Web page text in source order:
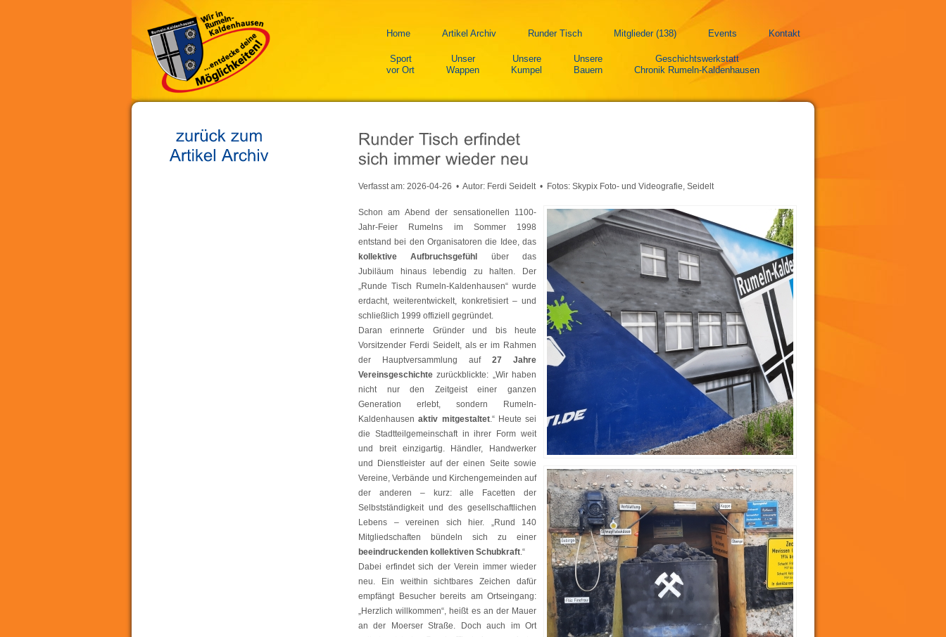
Home Artikel Archiv Runder Tisch Mitglieder (138) Events Kontakt
Sport
vor Ort
Unser
Wappen
Unsere
Kumpel
Unsere
Bauern
Geschichtswerkstatt
Chronik Rumeln-Kaldenhausen
Verfasst am: 2026-04-26 • Autor: Ferdi Seidelt • Fotos: Skypix Foto- und Videografie, Seidelt
Schon am Abend der sensationellen 1100-
Jahr-Feier Rumelns im Sommer 1998
entstand bei den Organisatoren die Idee, das
kollektive Aufbruchsgefühl
über das
Jubiläum hinaus lebendig zu halten. Der
„Runde Tisch Rumeln-Kaldenhausen“ wurde
erdacht, weiterentwickelt, konkretisiert – und
schließlich 1999 offiziell gegründet.
Daran erinnerte Gründer und bis heute
Vorsitzender Ferdi Seidelt, als er im Rahmen
der Hauptversammlung auf 27 Jahre
Vereinsgeschichte zurückblickte: „Wir haben
nicht nur den Zeitgeist einer ganzen
Generation erlebt, sondern Rumeln-
Kaldenhausenaktiv mitgestaltet.“ Heute sei
die Stadtteilgemeinschaft in ihrer Form weit
und breit einzigartig. Händler, Handwerker
und Dienstleister auf der einen Seite sowie
Vereine, Verbände und Kirchengemeinden auf
der anderen – kurz: alle Facetten der
Selbstständigkeit und des gesellschaftlichen
Lebens – vereinen sich hier. „Rund 140
Mitgliedschaften bündeln sich zu einer
beeindruckenden kollektiven Schubkraft.“
Dabei erfindet sich der Verein immer wieder
neu. Ein weithin sichtbares Zeichen dafür
empfängt Besucher bereits am Ortseingang:
„Herzlich willkommen“, heißt es an der Mauer
an der Moerser Straße. Doch auch im Ort